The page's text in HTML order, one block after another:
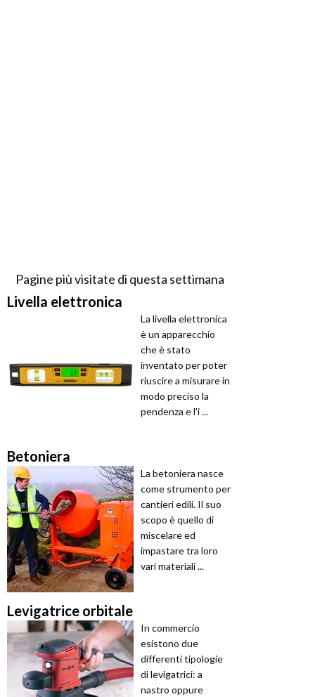
Pagine più visitate di questa settimana
Livella elettronica
La livella elettronica
è un apparecchio
che è stato
inventato per poter
riuscire a misurare in
modo preciso la
pendenza e l'i ...
Betoniera
La betoniera nasce
come strumento per
cantieri edili. Il suo
scopo è quello di
miscelare ed
impastare tra loro
vari materiali ...
Levigatrice orbitale
In commercio
esistono due
differenti tipologie
di levigatrici: a
nastro oppure